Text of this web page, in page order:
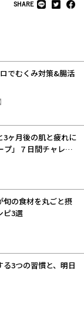
SHARE
でむくみ対策&腸活
ヶ月後の肌と疲れに
」７日間チャレン
旬の食材を丸ごと摂
ピ3選
3つの習慣と、明日